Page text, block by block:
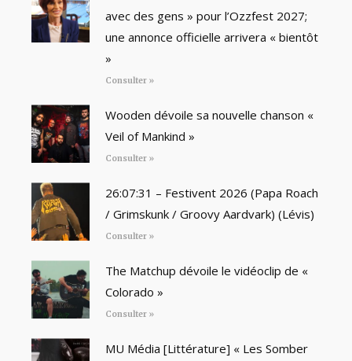
avec des gens » pour l’Ozzfest 2027;
une annonce officielle arrivera « bientôt
»
Consulter »
Wooden dévoile sa nouvelle chanson «
Veil of Mankind »
Consulter »
26:07:31 – Festivent 2026 (Papa Roach
/ Grimskunk / Groovy Aardvark) (Lévis)
Consulter »
The Matchup dévoile le vidéoclip de «
Colorado »
Consulter »
MU Média [Littérature] « Les Somber